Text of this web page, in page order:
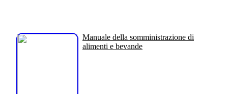
Manuale della somministrazione di
alimenti e bevande